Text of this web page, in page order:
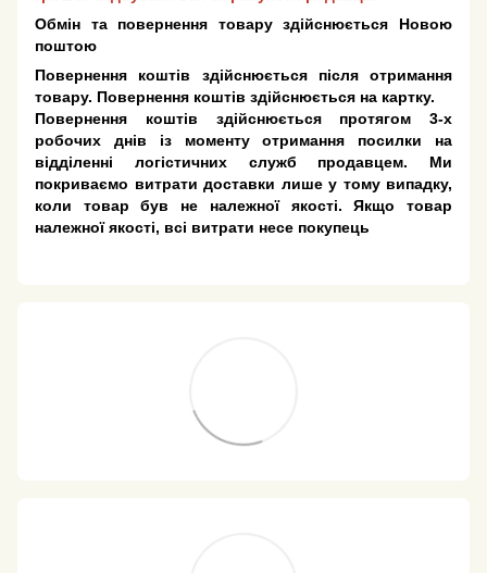
Обмін та повернення товару здійснюється Новою
поштою
Повернення коштів здійснюється після отримання
товару. Повернення коштів здійснюється на картку.
Повернення коштів здійснюється протягом 3-х
робочих днів із моменту отримання посилки на
відділенні логістичних служб продавцем. Ми
покриваємо витрати доставки лише у тому випадку,
коли товар був не належної якості. Якщо товар
належної якості, всі витрати несе покупець